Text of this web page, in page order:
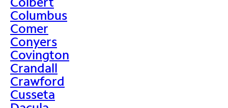
Columbus
Comer
Conyers
Covington
Crandall
Crawford
Cusseta